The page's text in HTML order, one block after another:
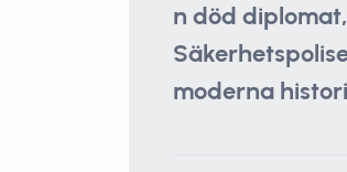
n död
moderna